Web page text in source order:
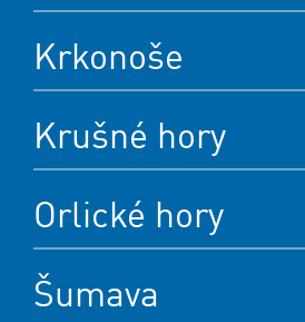
Krkonoše
Krušné hory
Orlické hory
Šumava